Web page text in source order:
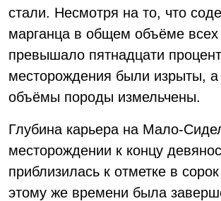
стали. Несмотря на то, что
марганца в общем объёме
превышало пятнадцати
месторождения были изрыты, а
объёмы породы измельчены.
Глубина карьера на Мало-
месторождении к концу
приблизилась к отметке в
этому же времени была